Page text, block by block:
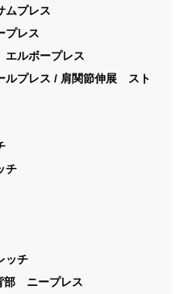
ムプレス
プレス
エルボープレス
ルプレス / 肩関節伸展 スト
チ
ッチ
部 ニープレス